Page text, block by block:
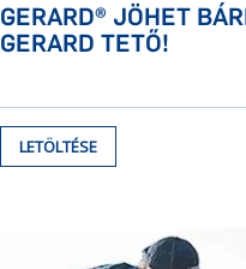
GERARD® JÖHET
GERARD TETŐ!
LETÖLTÉSE